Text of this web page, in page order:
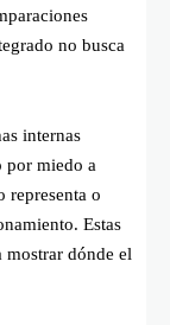
no busca
internas
por miedo a
representa o
Estas
mostrar dónde el